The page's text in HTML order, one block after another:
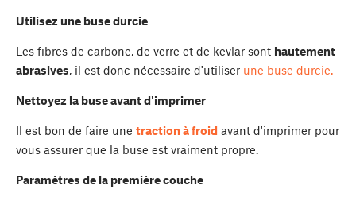
Utilisez une buse durcie
Les fibres de carbone, de verre et de kevlar sont hautement
abrasives, il est donc nécessaire d'utiliser une buse durcie.
Nettoyez la buse avant d'imprimer
Il est bon de faire une traction à froid avant d'imprimer pour
vous assurer que la buse est vraiment propre.
Paramètres de la première couche